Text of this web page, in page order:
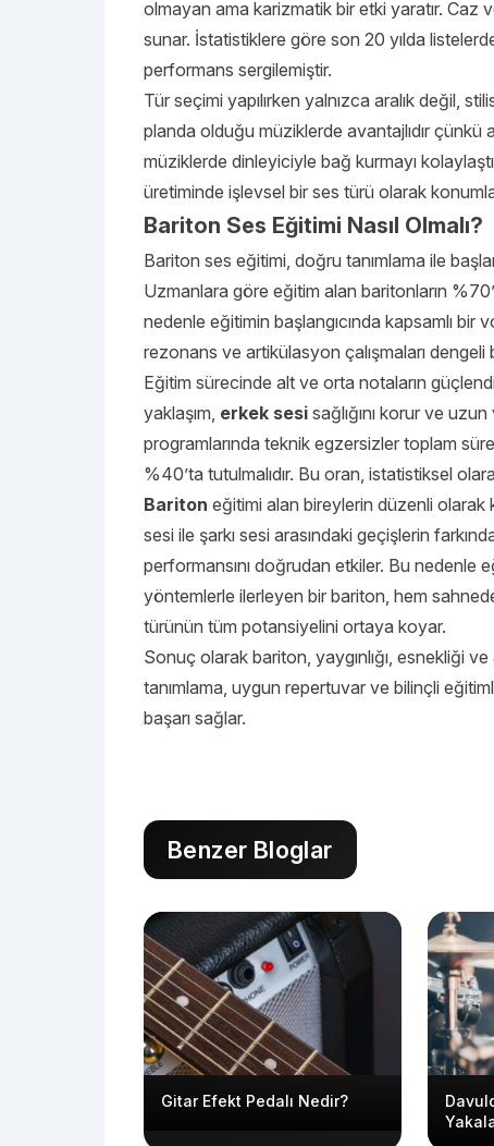
olmayan ama karizmatik bir etki yaratır. Caz
sunar. İstatistiklere göre son 20 yılda
performans sergilemiştir.
Tür seçimi yapılırken yalnızca aralık değil,
planda olduğu müziklerde avantajlıdır çünkü
müziklerde dinleyiciyle bağ kurmayı
üretiminde işlevsel bir ses türü olarak
Bariton Ses Eğitimi Nasıl Olmalı?
Bariton ses eğitimi, doğru tanımlama ile
Uzmanlara göre eğitim alan baritonların
nedenle eğitimin başlangıcında kapsamlı bir
rezonans ve artikülasyon çalışmaları dengeli
Eğitim sürecinde alt ve orta notaların
yaklaşım, erkek sesi sağlığını korur ve
programlarında teknik egzersizler toplam
%40’ta tutulmalıdır. Bu oran, istatistiksel
Bariton eğitimi alan bireylerin düzenli olarak
sesi ile şarkı sesi arasındaki geçişlerin
performansını doğrudan etkiler. Bu nedenle
yöntemlerle ilerleyen bir bariton, hem
türünün tüm potansiyelini ortaya koyar.
Sonuç olarak bariton, yaygınlığı, esnekliği ve
tanımlama, uygun repertuvar ve bilinçli
başarı sağlar.
Benzer Bloglar
Gitar Efekt Pedalı Nedir?